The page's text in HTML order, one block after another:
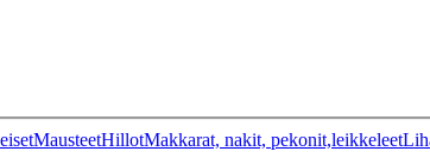
MausteetHillotMakkarat, nakit, pekonit,leikkeleet